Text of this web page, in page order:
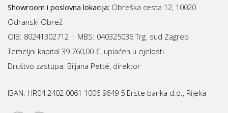
Showroom i poslovna lokacija: Obreška cesta 12, 10020
Odranski Obrež
OIB: 80241302712 | MBS: 040325036 Trg. sud Zagreb
Temeljni kapital 39.760,00 €, uplaćen u cijelosti
Društvo zastupa: Biljana Petté, direktor
IBAN: HR04 2402 0061 1006 9649 5 Erste banka d.d., Rijeka